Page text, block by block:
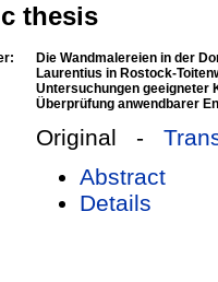
thesis
Die Wandmalereien in der
Laurentius in Rostock-
Untersuchungen geeigneter
Überprüfung anwendbarer
Original -
Abstract
Details